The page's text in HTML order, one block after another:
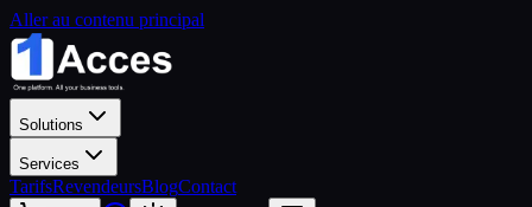
Aller au contenu principal
Solutions
Services
TarifsRevendeursBlogContact